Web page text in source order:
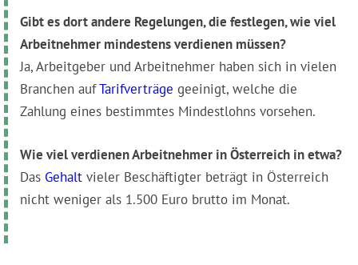
Gibt es dort andere Regelungen, die festlegen, wie viel
Arbeitnehmer mindestens verdienen müssen?
Ja, Arbeitgeber und Arbeitnehmer haben sich in vielen
Branchen aufTarifverträge geeinigt, welche die
Zahlung eines bestimmtes Mindestlohns vorsehen.
Wie viel verdienen Arbeitnehmer in Österreich in etwa?
Das Gehalt vieler Beschäftigter beträgt in Österreich
nicht weniger als 1.500 Euro brutto im Monat.